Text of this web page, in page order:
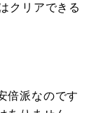
クリアできる
倍派なのです